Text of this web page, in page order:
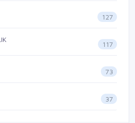
127
117
73
37